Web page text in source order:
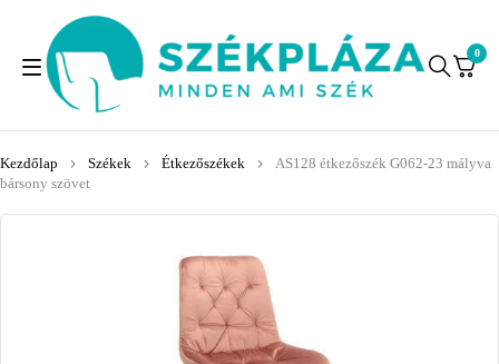
0
Kezdőlap Székek Étkezőszékek
AS128 étkezőszék G062-23 mályva
bársony szövet